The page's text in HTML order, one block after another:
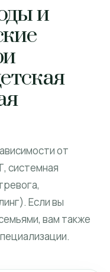
и
от
системная
Если вы
вам также